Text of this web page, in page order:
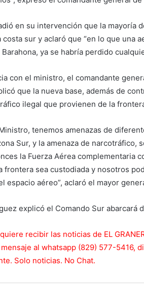
en su intervención que la mayoría
costa sur y aclaró que “en lo que una
ya se habría perdido
con el ministro, el comandante
que la nueva base, además de
ilegal que provienen de la
tenemos amenazas de
Sur, y la amenaza de
la Fuerza Aérea complementaria
frontera sea custodiada y nosotros
espacio aéreo”, aclaró el mayor
explicó el Comando Sur abarcará
recibir las noticias de EL
al whatsapp (829) 577-5416,
Solo noticias. No Chat.